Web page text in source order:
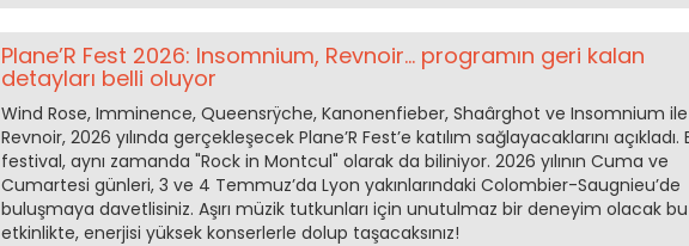
Plane’R Fest 2026: Insomnium, Revnoir... programın geri kalan
detayları belli oluyor
Wind Rose, Imminence, Queensrÿche, Kanonenfieber, Shaârghot ve Insomnium ile
Revnoir, 2026 yılında gerçekleşecek Plane’R Fest’e katılım sağlayacaklarını açıkladı.
festival, aynı zamanda "Rock in Montcul" olarak da biliniyor. 2026 yılının Cuma ve
Cumartesi günleri, 3 ve 4 Temmuz’da Lyon yakınlarındaki Colombier-Saugnieu’de
buluşmaya davetlisiniz. Aşırı müzik tutkunları için unutulmaz bir deneyim olacak bu
etkinlikte, enerjisi yüksek konserlerle dolup taşacaksınız!